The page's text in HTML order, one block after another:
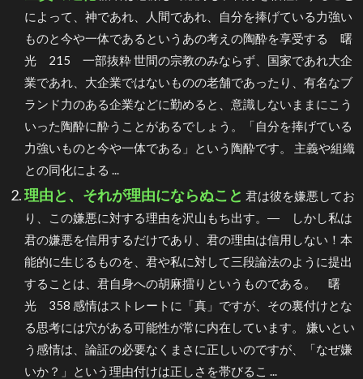
によって、神であれ、人間であれ、自分を捧げている力強い
ものと今や一体であるというあの考えの陶酔を享受する 曙
光 215 一部抜粋 世間の宗教のみならず、国家であれ大企
業であれ、大企業ではないものの老舗であったり、有名なブ
ランド力のある企業などに勤めると、意識しないままにこう
いった陶酔に酔うことがあるでしょう。「自分を捧げている
力強いものと今や一体である」という陶酔です。 主義や組織
との同化による ...
理由と、それが理由にならぬこと 君は彼を嫌悪してお
り、この嫌悪に対する理由を沢山もち出す。― しかし私は
君の嫌悪を信用するだけであり、君の理由は信用しない！本
能的に生じるものを、君や私に対して三段論法のように提出
することは、君自身への胡麻擂りというものである。 曙
光 358 感情はストレートに「真」ですが、その裏付けとな
る思考には穴がある可能性が常に内在しています。 嫌いとい
う感情は、論証の必要なくまさに正しいのですが、「なぜ嫌
いか？」という理由付けは正しさを帯びるこ ...